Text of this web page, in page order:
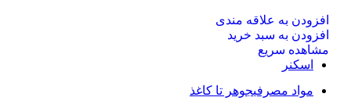
افزودن به علاقه مندی
افزودن به سبد خرید
مشاهده سریع
اسکنر
مواد مصرفیجوهر تا کاغذ